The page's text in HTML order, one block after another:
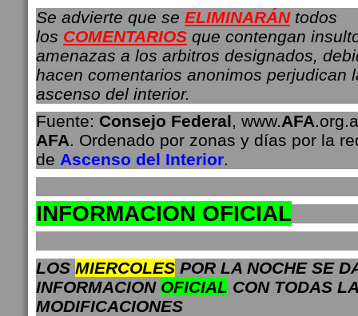
Se advierte que se ELIMINARÁN todos
los COMENTARIOS que contengan
amenazas a los arbitros designados,
hacen comentarios anonimos perjudican
ascenso del interior.
Fuente: Consejo Federal, www.AFA
AFA. Ordenado por zonas y días por la
de Ascenso del Interior.
INFORMACION OFICIAL
LOS MIERCOLES POR LA NOCHE SE
INFORMACION OFICIAL CON TODAS
MODIFICACIONES